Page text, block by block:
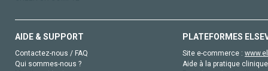
AIDE & SUPPORT
Contactez-nous / FAQ
Qui sommes-nous ?
PLATEFORMES
Site e-commerce :
Aide à la pratique